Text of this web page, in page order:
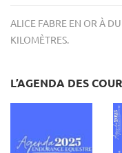
ALICE FABRE EN OR À
KILOMÈTRES.
L’AGENDA DES